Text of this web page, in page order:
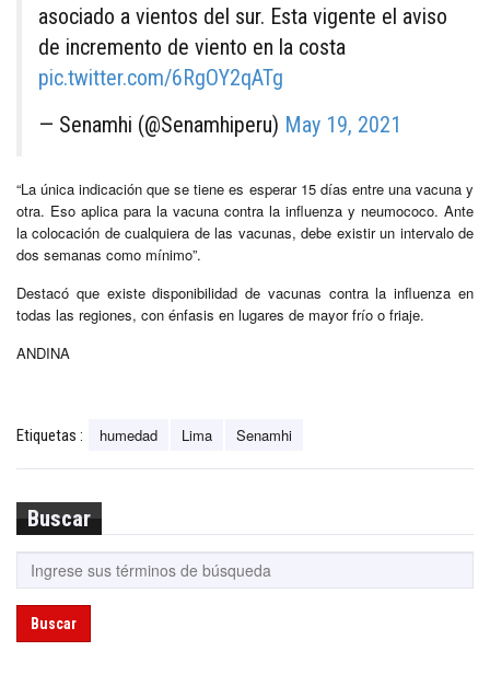
asociado a vientos del sur. Esta vigente el aviso
de incremento de viento en la costa
pic.twitter.com/6RgOY2qATg
— Senamhi (@Senamhiperu) May 19, 2021
“La única indicación que se tiene es esperar 15 días entre una vacuna y
otra. Eso aplica para la vacuna contra la influenza y neumococo. Ante
la colocación de cualquiera de las vacunas, debe existir un intervalo de
dos semanas como mínimo”.
Destacó que existe disponibilidad de vacunas contra la influenza en
todas las regiones, con énfasis en lugares de mayor frío o friaje.
ANDINA
Etiquetas : humedad Lima Senamhi
Buscar
Buscar